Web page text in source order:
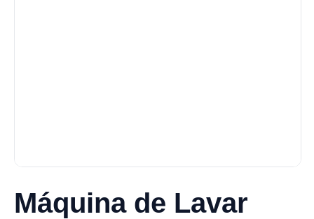
Máquina de Lavar